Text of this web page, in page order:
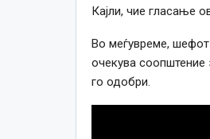
Кајли, чие гласање
Во меѓувреме,
очекува
го одобри.